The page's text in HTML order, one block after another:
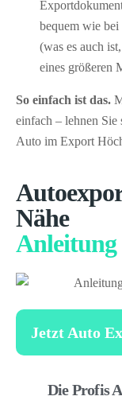
bequem wie bei
(was es auch
eines größeren
So einfach ist das.
einfach – lehnen
Auto im Export
Nähe
Anleitung
Jetzt Auto
Die Profis